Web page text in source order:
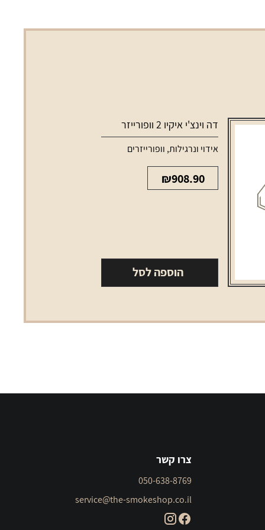
דה וינצ'י איקיו 2 וופורייזר
אידוי ונרגילות, וופורייזרים
₪908.90
הוספה לסל
צרו קשר
050-638-8769
service@the-smokeshop.co.il